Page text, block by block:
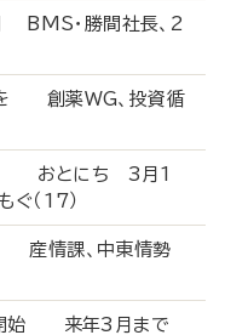
BMS・勝間社長、2
を 創薬WG、投資循
？ おとにち 3月1
ぐ（17）
産情課、中東情勢
開始 来年3月まで